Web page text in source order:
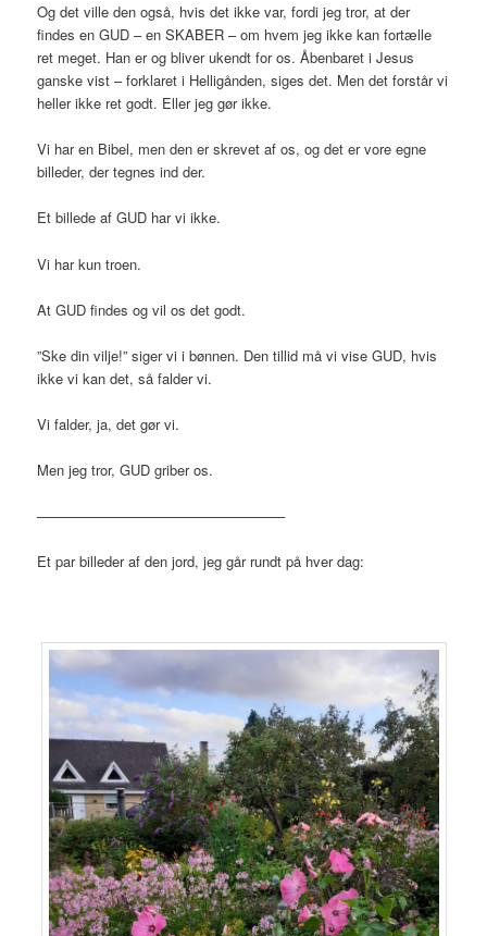
Og det ville den også, hvis det ikke var, fordi jeg tror, at der
findes en GUD – en SKABER – om hvem jeg ikke kan fortælle
ret meget. Han er og bliver ukendt for os. Åbenbaret i Jesus
ganske vist – forklaret i Helligånden, siges det. Men det forstår vi
heller ikke ret godt. Eller jeg gør ikke.
Vi har en Bibel, men den er skrevet af os, og det er vore egne
billeder, der tegnes ind der.
Et billede af GUD har vi ikke.
Vi har kun troen.
At GUD findes og vil os det godt.
”Ske din vilje!” siger vi i bønnen. Den tillid må vi vise GUD, hvis
ikke vi kan det, så falder vi.
Vi falder, ja, det gør vi.
Men jeg tror, GUD griber os.
—————————————————–
Et par billeder af den jord, jeg går rundt på hver dag: